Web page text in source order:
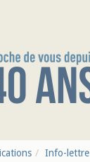
Info-lettre